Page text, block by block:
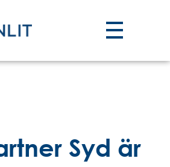
Syd är